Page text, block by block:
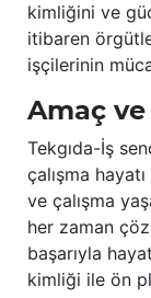
kimliğini ve
itibaren
işçilerinin
Amaç
Tekgıda-İş
çalışma
ve çalışma
her zaman
başarıyla
kimliği ile ön